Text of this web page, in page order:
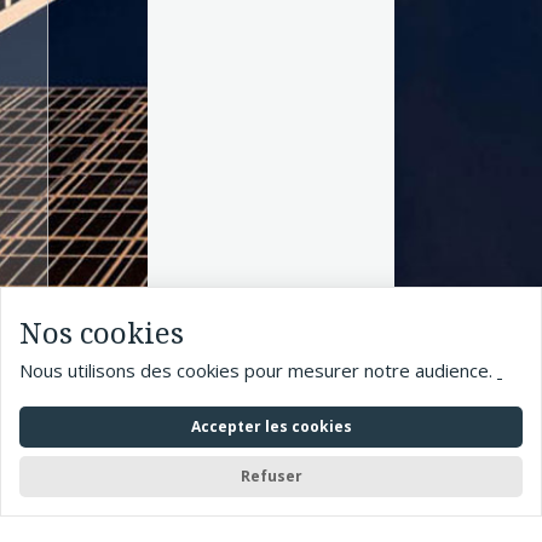
Nos cookies
Nous utilisons des cookies pour mesurer notre audience.
Accepter les cookies
Refuser